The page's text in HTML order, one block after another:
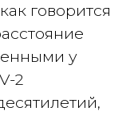
говорится
у
2